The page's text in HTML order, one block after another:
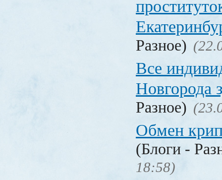
Разное)
Все
Новгорода
Разное)
Обмен
(Блоги -
18:58)